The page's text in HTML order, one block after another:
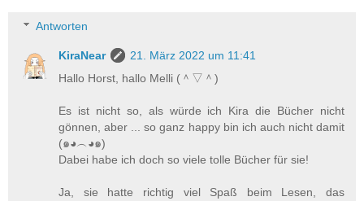
Antworten
KiraNear
21. März 2022 um 11:41
Hallo Horst, hallo Melli (＾▽＾)
Es ist nicht so, als würde ich Kira die Bücher nicht
gönnen, aber ... so ganz happy bin ich auch nicht damit
(๑◕︵◕๑)
Dabei habe ich doch so viele tolle Bücher für sie!
Ja, sie hatte richtig viel Spaß beim Lesen, das